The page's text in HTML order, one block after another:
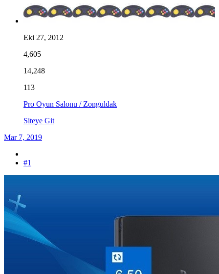
Eki 27, 2012
4,605
14,248
113
Pro Oyun Salonu / Zonguldak
Siteye Git
Mar 7, 2019
#1